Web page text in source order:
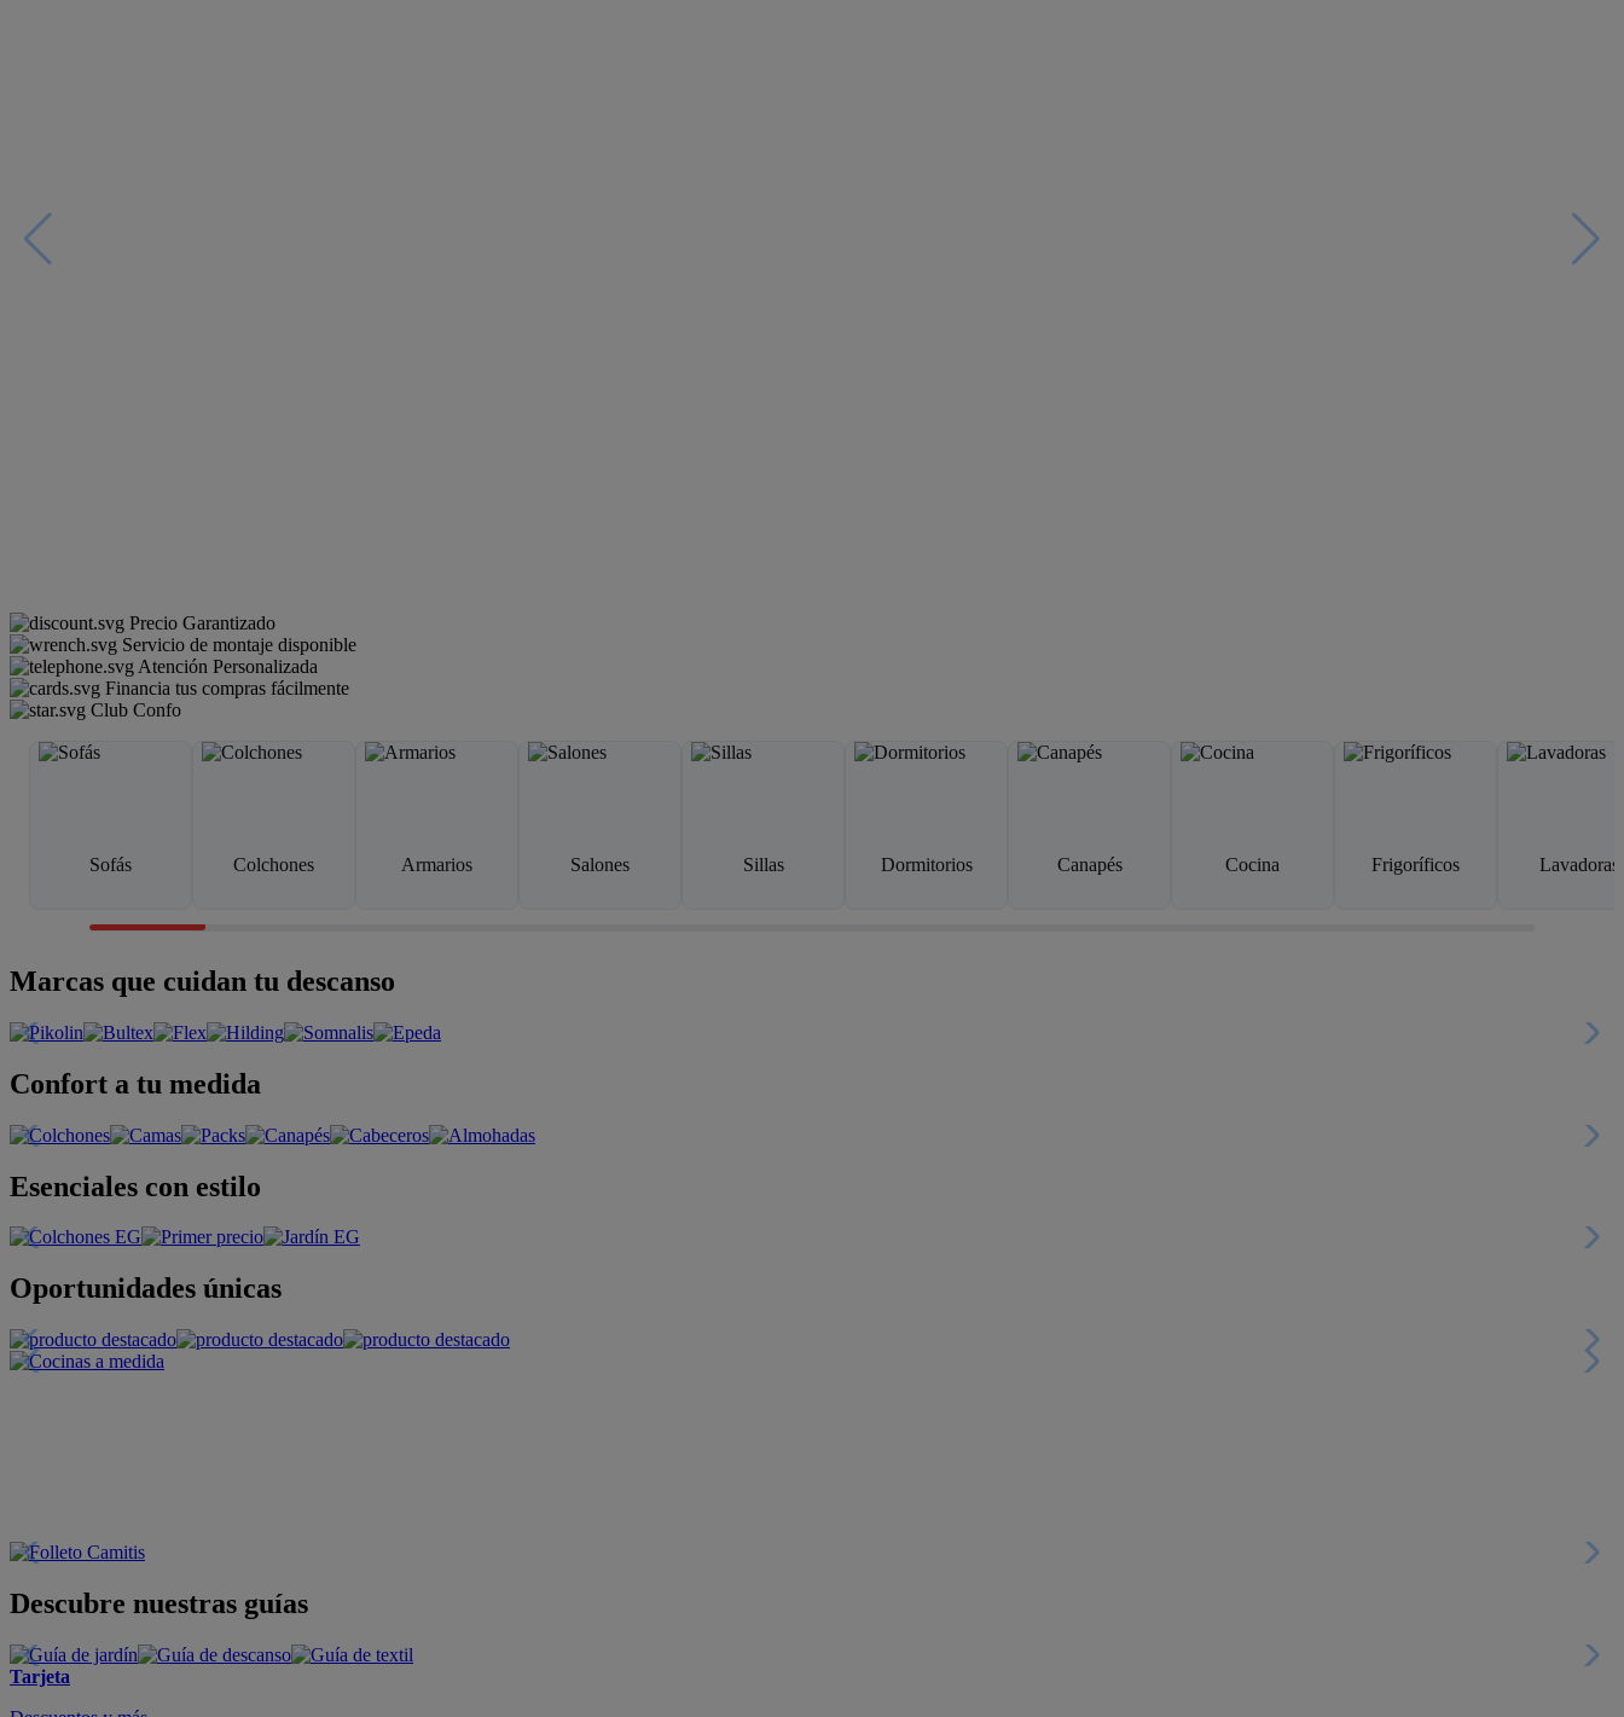
Precio Garantizado
Servicio de montaje disponible
Atención Personalizada
Financia tus compras fácilmente
Club Confo
Sofás Colchones Armarios Salones Sillas Dormitorios Canapés Cocina Frigoríficos Lavadoras
Marcas que cuidan tu descanso
Confort a tu medida
Esenciales con estilo
Oportunidades únicas
Descubre nuestras guías
Tarjeta